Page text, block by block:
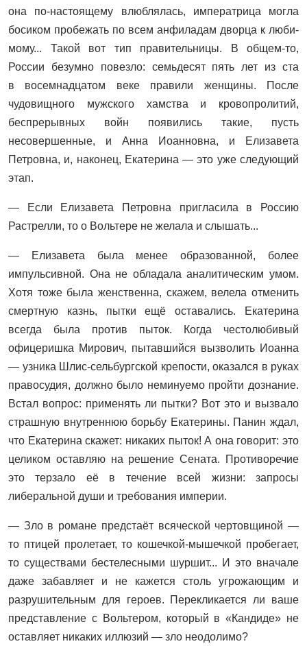
она по-настоящему влюблялась, императрица могла
босиком пробежать по всем анфиладам дворца к люби-
мому... Такой вот тип правительницы. В общем-то,
России безумно повезло: семьдесят пять лет из ста
в восемнадцатом веке правили женщины. После
чудовищного мужского хамства и кровопролитий,
беспрерывных войн появились такие, пусть
несовершенные, и Анна Иоанновна, и Елизавета
Петровна, и, наконец, Екатерина — это уже следующий
этап.
— Если Елизавета Петровна пригласила в Россию
Растрелли, то о Вольтере не желала и слышать...
— Елизавета была менее образованной, более
импульсивной. Она не обладала аналитическим умом.
Хотя тоже была женственна, скажем, велела отменить
смертную казнь, пытки ещё оставались. Екатерина
всегда была против пыток. Когда честолюбивый
офицеришка Мирович, пытавшийся вызволить Иоанна
— узника Шлис-сельбургской крепости, оказался в руках
правосудия, должно было неминуемо пройти дознание.
Встал вопрос: применять ли пытки? Вот это и вызвало
страшную внутреннюю борьбу Екатерины. Панин ждал,
что Екатерина скажет: никаких пыток! А она говорит: это
целиком оставляю на решение Сената. Противоречие
это терзало её в течение всей жизни: запросы
либеральной души и требования империи.
— Зло в романе предстаёт всяческой чертовщиной —
то птицей пролетает, то кошечкой-мышечкой пробегает,
то существами бестелесными шуршит... И это вначале
даже забавляет и не кажется столь угрожающим и
разрушительным для героев. Перекликается ли ваше
представление с Вольтером, который в «Кандиде» не
оставляет никаких иллюзий — зло неодолимо?